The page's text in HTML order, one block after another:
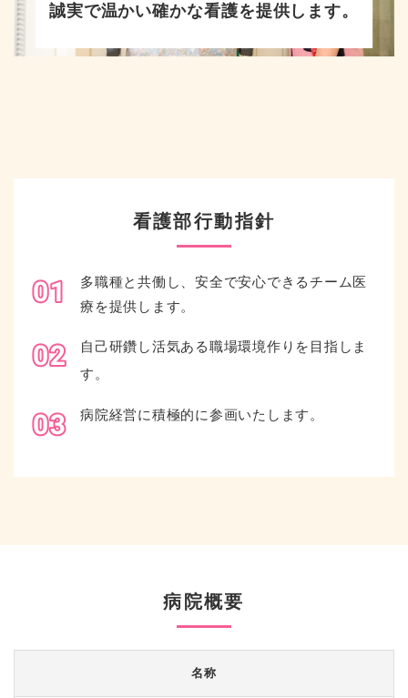
誠実で温かい確かな看護を提供します。
看護部行動指針
多職種と共働し、安全で安心できるチーム医
療を提供します。
自己研鑽し活気ある職場環境作りを目指しま
す。
病院経営に積極的に参画いたします。
病院概要
名称